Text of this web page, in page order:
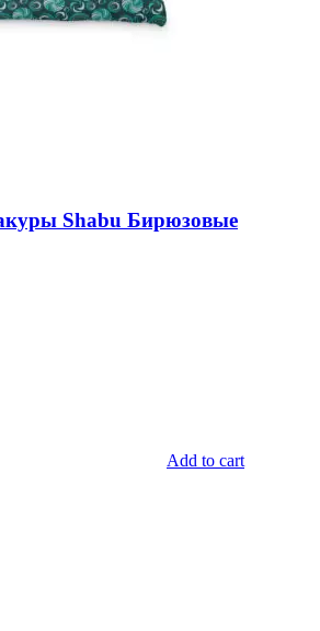
Shabu Бирюзовые
Add to cart